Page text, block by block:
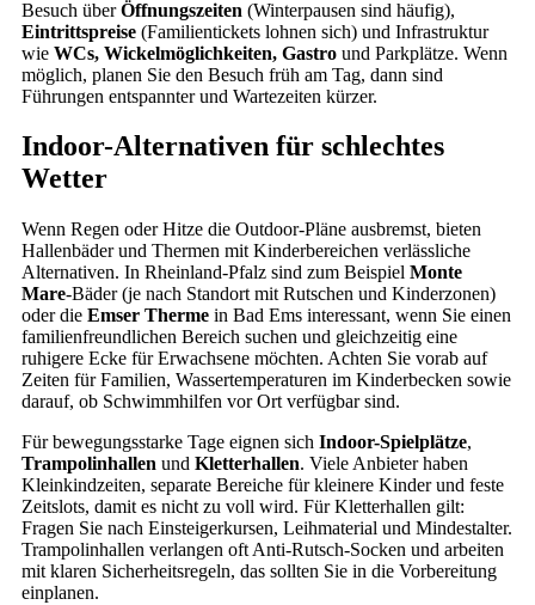
Besuch überÖffnungszeiten (Winterpausen sind häufig),
Eintrittspreise (Familientickets lohnen sich) und Infrastruktur
wie WCs, Wickelmöglichkeiten, Gastro und Parkplätze. Wenn
möglich, planen Sie den Besuch früh am Tag, dann sind
Führungen entspannter und Wartezeiten kürzer.
Indoor-Alternativen für schlechtes
Wetter
Wenn Regen oder Hitze die Outdoor-Pläne ausbremst, bieten
Hallenbäder und Thermen mit Kinderbereichen verlässliche
Alternativen. In Rheinland-Pfalz sind zum Beispiel Monte
Mare-Bäder (je nach Standort mit Rutschen und Kinderzonen)
oder die Emser Therme in Bad Ems interessant, wenn Sie einen
familienfreundlichen Bereich suchen und gleichzeitig eine
ruhigere Ecke für Erwachsene möchten. Achten Sie vorab auf
Zeiten für Familien, Wassertemperaturen im Kinderbecken sowie
darauf, ob Schwimmhilfen vor Ort verfügbar sind.
Für bewegungsstarke Tage eignen sich Indoor-Spielplätze,
Trampolinhallen und Kletterhallen. Viele Anbieter haben
Kleinkindzeiten, separate Bereiche für kleinere Kinder und feste
Zeitslots, damit es nicht zu voll wird. Für Kletterhallen gilt:
Fragen Sie nach Einsteigerkursen, Leihmaterial und Mindestalter.
Trampolinhallen verlangen oft Anti-Rutsch-Socken und arbeiten
mit klaren Sicherheitsregeln, das sollten Sie in die Vorbereitung
einplanen.